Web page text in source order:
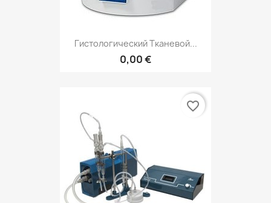
Гистологический Тканевой...
0,00 €
favorite_border